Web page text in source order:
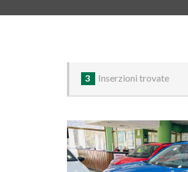
3 Inserzioni trovate